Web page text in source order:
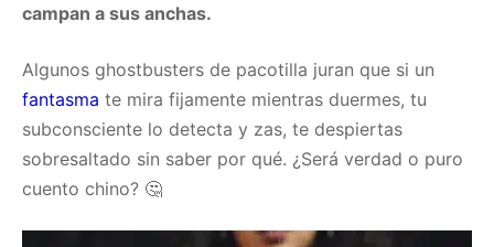
campan a sus anchas.
Algunos ghostbusters de pacotilla juran que si un
fantasma te mira fijamente mientras duermes, tu
subconsciente lo detecta y zas, te despiertas
sobresaltado sin saber por qué. ¿Será verdad o puro
cuento chino? 🤔